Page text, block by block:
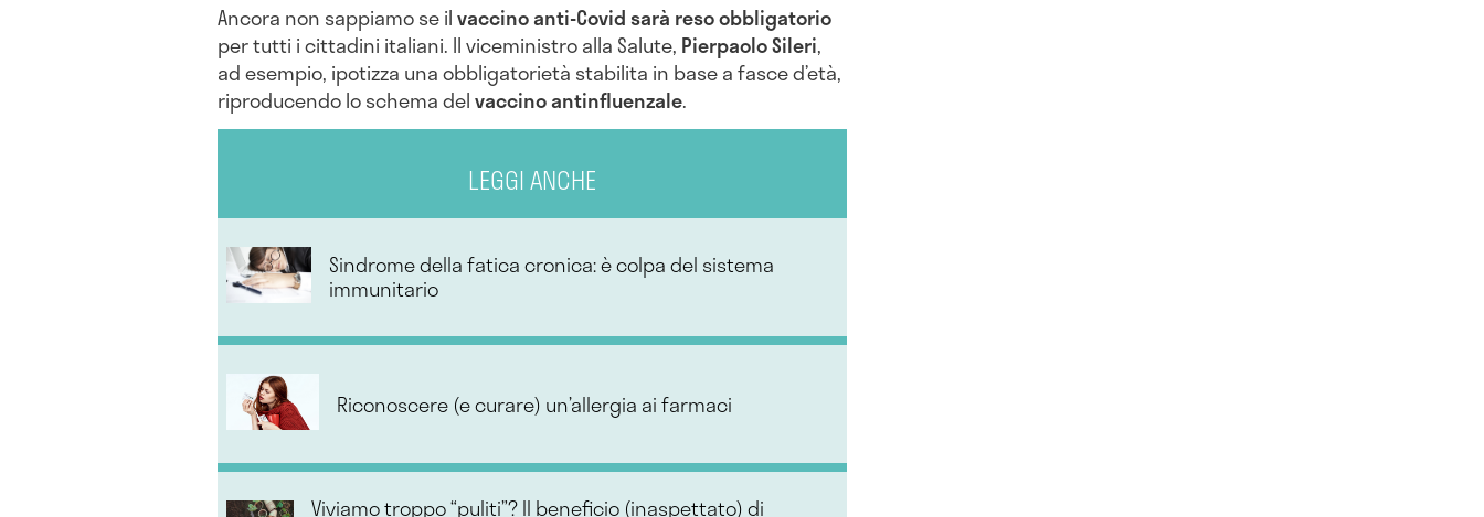
Ancora non sappiamo se ilvaccino anti-Covid sarà reso obbligatorio
per tutti i cittadini italiani. Il viceministro alla Salute, Pierpaolo Sileri,
ad esempio, ipotizza una obbligatorietà stabilita in base a fasce d’età,
riproducendo lo schema delvaccino antinfluenzale.
LEGGI ANCHE
Sindrome della fatica cronica: è colpa del sistema
immunitario
Riconoscere (e curare) un’allergia ai farmaci
Viviamo troppo “puliti”? Il beneficio (inaspettato) di